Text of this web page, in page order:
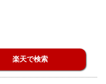
楽天で検索